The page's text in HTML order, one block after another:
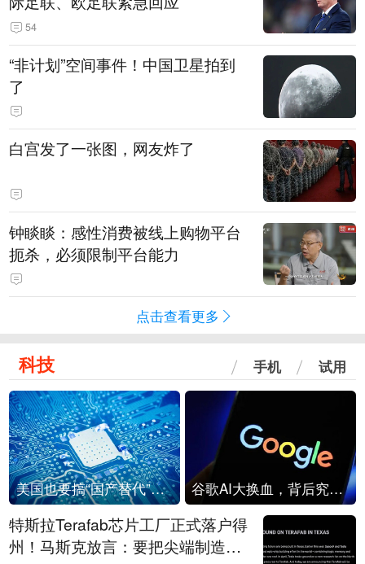
54
“非计划”空间事件！中国卫星拍到
了
白宫发了一张图，网友炸了
钟睒睒：感性消费被线上购物平台
扼杀，必须限制平台能力
点击查看更多
科技 手机 试用
美国也要搞“国产替代”？先算清三笔账 谷歌AI大换血，背后究竟发生了什么？
特斯拉Terafab芯片工厂正式落户得
州！马斯克放言：要把尖端制造带